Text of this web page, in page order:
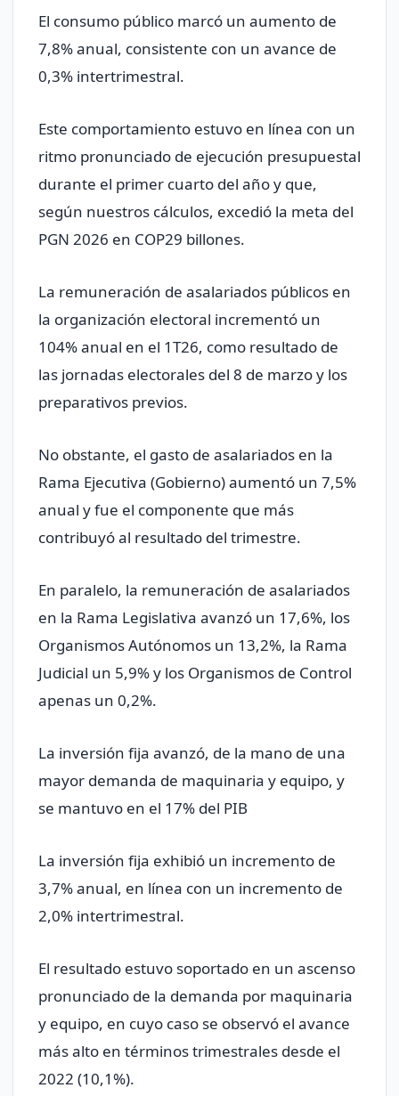
El consumo público marcó un aumento de
7,8% anual, consistente con un avance de
0,3% intertrimestral.
Este comportamiento estuvo en línea con un
ritmo pronunciado de ejecución presupuestal
durante el primer cuarto del año y que,
según nuestros cálculos, excedió la meta del
PGN 2026 en COP29 billones.
La remuneración de asalariados públicos en
la organización electoral incrementó un
104% anual en el 1T26, como resultado de
las jornadas electorales del 8 de marzo y los
preparativos previos.
No obstante, el gasto de asalariados en la
Rama Ejecutiva (Gobierno) aumentó un 7,5%
anual y fue el componente que más
contribuyó al resultado del trimestre.
En paralelo, la remuneración de asalariados
en la Rama Legislativa avanzó un 17,6%, los
Organismos Autónomos un 13,2%, la Rama
Judicial un 5,9% y los Organismos de Control
apenas un 0,2%.
La inversión fija avanzó, de la mano de una
mayor demanda de maquinaria y equipo, y
se mantuvo en el 17% del PIB
La inversión fija exhibió un incremento de
3,7% anual, en línea con un incremento de
2,0% intertrimestral.
El resultado estuvo soportado en un ascenso
pronunciado de la demanda por maquinaria
y equipo, en cuyo caso se observó el avance
más alto en términos trimestrales desde el
2022 (10,1%).